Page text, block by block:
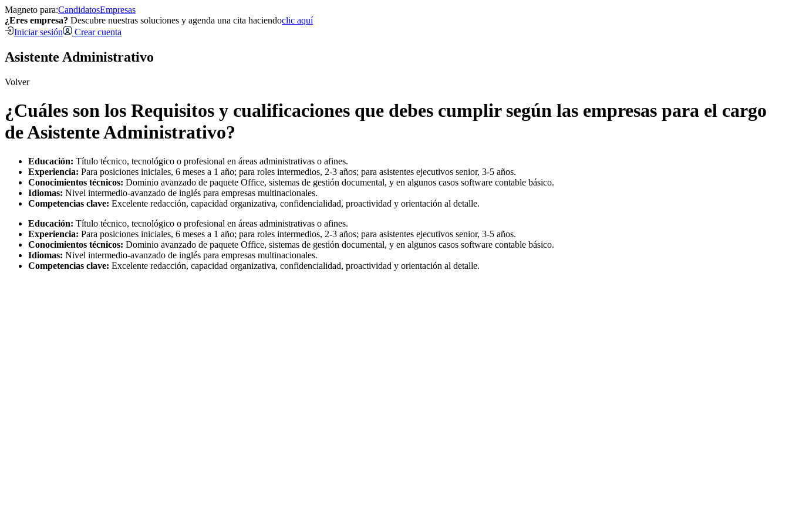
Magneto para:CandidatosEmpresas
¿Eres empresa? Descubre nuestras soluciones y agenda una cita haciendoclic aquí
Iniciar sesión
Crear cuenta
Asistente Administrativo
Volver
¿Cuáles son los Requisitos y cualificaciones que debes cumplir según las empresas para el cargo
de Asistente Administrativo?
Educación: Título técnico, tecnológico o profesional en áreas administrativas o afines.
Experiencia: Para posiciones iniciales, 6 meses a 1 año; para roles intermedios, 2-3 años; para asistentes ejecutivos senior, 3-5 años.
Conocimientos técnicos: Dominio avanzado de paquete Office, sistemas de gestión documental, y en algunos casos software contable básico.
Idiomas: Nivel intermedio-avanzado de inglés para empresas multinacionales.
Competencias clave: Excelente redacción, capacidad organizativa, confidencialidad, proactividad y orientación al detalle.
Educación: Título técnico, tecnológico o profesional en áreas administrativas o afines.
Experiencia: Para posiciones iniciales, 6 meses a 1 año; para roles intermedios, 2-3 años; para asistentes ejecutivos senior, 3-5 años.
Conocimientos técnicos: Dominio avanzado de paquete Office, sistemas de gestión documental, y en algunos casos software contable básico.
Idiomas: Nivel intermedio-avanzado de inglés para empresas multinacionales.
Competencias clave: Excelente redacción, capacidad organizativa, confidencialidad, proactividad y orientación al detalle.